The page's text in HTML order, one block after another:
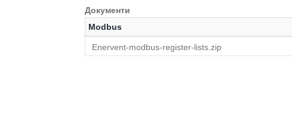
Документи
Modbus
Enervent-modbus-register-lists.zip